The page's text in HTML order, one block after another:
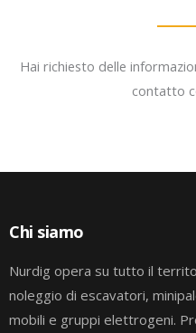
Hai richiesto delle
contatto
Chi siamo
Nurdig opera su tutto il
noleggio di escavatori,
mobili e gruppi elettrogeni.